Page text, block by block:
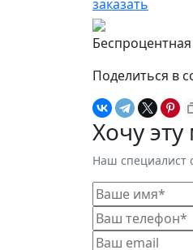
заказать
Поделиться в
Хочу
Наш специалист